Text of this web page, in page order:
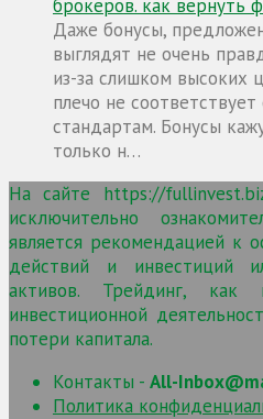
брокеров. как вернуть
Даже бонусы,
выглядят не очень
из-за слишком высоких
плечо не
стандартам. Бонусы
только н…
На сайте https://
исключительно
является рекомендацией к
действий и инвестиций
активов. Трейдинг,
инвестиционной
потери капитала.
Контакты - All-
Политика